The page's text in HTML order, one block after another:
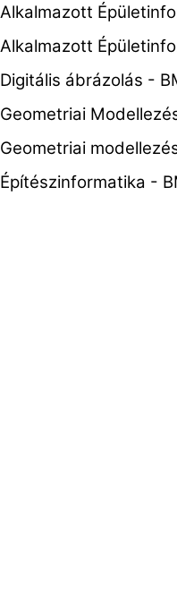
Alkalmazott
Alkalmazott
Digitális ábrázolás -
Geometriai
Geometriai
Építészinformatika -